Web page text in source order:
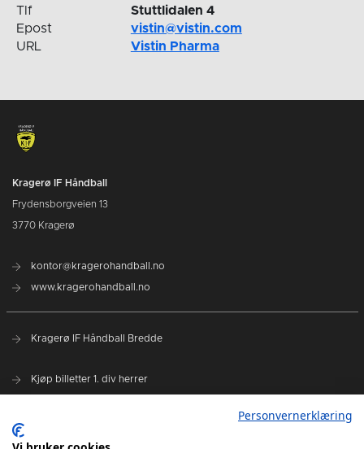
Tlf
Stuttlidalen 4
Epost
vistin@vistin.com
URL
Vistin Pharma
Kragerø IF Håndball
Frydensborgveien 13
3770 Kragerø
kontor@kragerohandball.no
www.kragerohandball.no
Kragerø IF Håndball Bredde
Kjøp billetter 1. div herrer
Hovedsponsorer:
Personvernerklæring